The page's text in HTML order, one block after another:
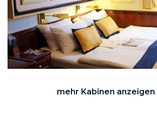
mehr Kabinen anzeigen